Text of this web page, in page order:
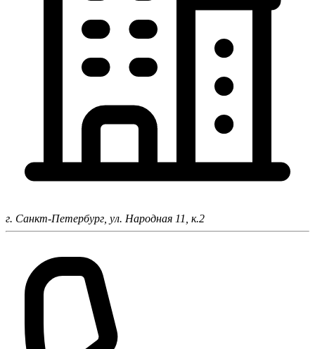
г. Санкт-Петербург, ул. Народная 11, к.2